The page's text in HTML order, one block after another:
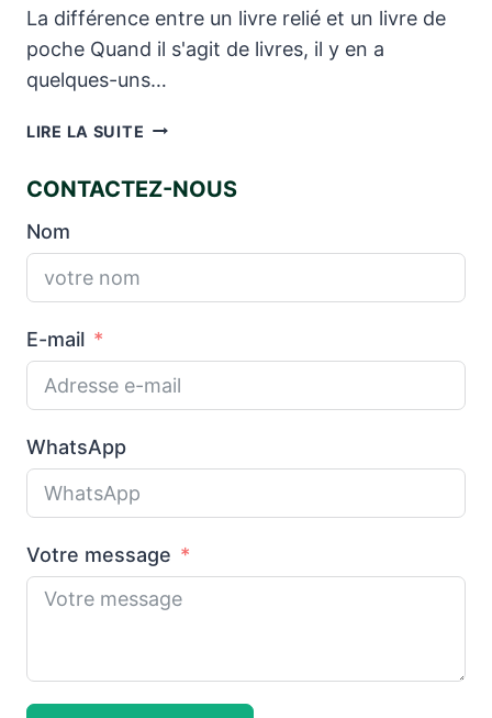
La différence entre un livre relié et un livre de
poche Quand il s'agit de livres, il y en a
quelques-uns…
LIRE LA SUITE QUELLE
LA
DIFFÉRENCE
UN
RELIÉ
LIVRE
DE
CONTACTEZ-NOUS
Nom
E-mail
WhatsApp
Votre message